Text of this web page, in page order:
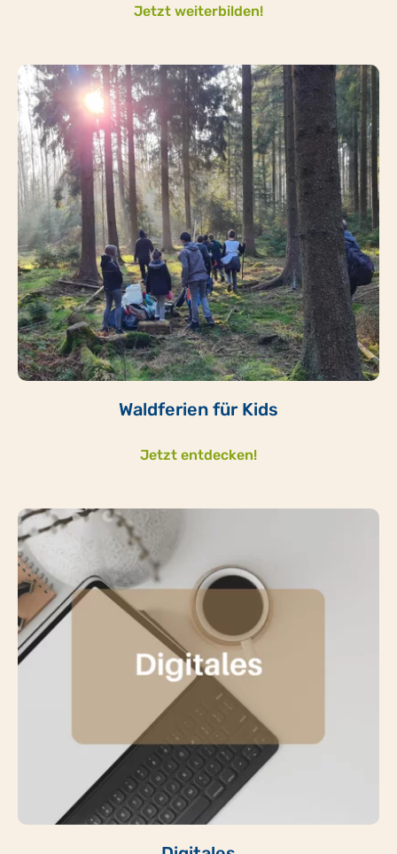
Jetzt weiterbilden!
Waldferien für Kids
Jetzt entdecken!